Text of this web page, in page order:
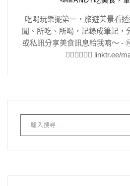
吃喝玩樂擺第一，旅遊美景看
聞、所吃、所喝，記錄成筆記，
或私訊分享美食訊息給我唷～ -
👇🏻👇🏻👇🏻 linktr.ee/